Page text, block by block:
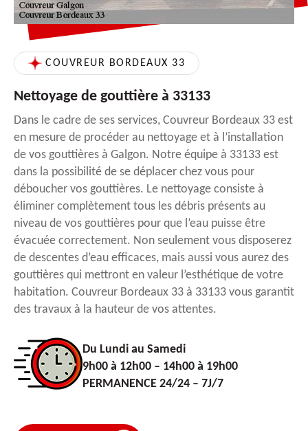
COUVREUR BORDEAUX 33
Nettoyage de gouttière à 33133
Dans le cadre de ses services, Couvreur Bordeaux 33 est
en mesure de procéder au nettoyage et à l’installation
de vos gouttières à Galgon. Notre équipe à 33133 est
dans la possibilité de se déplacer chez vous pour
déboucher vos gouttières. Le nettoyage consiste à
éliminer complètement tous les débris présents au
niveau de vos gouttières pour que l’eau puisse être
évacuée correctement. Non seulement vous disposerez
de descentes d’eau efficaces, mais aussi vous aurez des
gouttières qui mettront en valeur l’esthétique de votre
habitation. Couvreur Bordeaux 33 à 33133 vous garantit
des travaux à la hauteur de vos attentes.
Du Lundi au Samedi
9h00 à 12h00 – 14h00 à 19h00
PERMANENCE 24/24 – 7J/7